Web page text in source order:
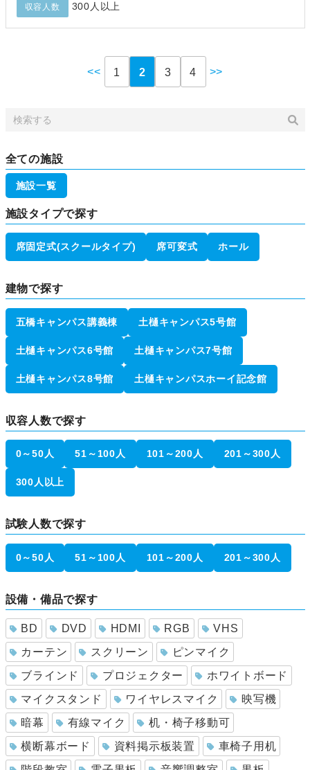
全ての施設
施設一覧
施設タイプで探す
席固定式(スクールタイプ) 席可変式 ホール
建物で探す
五橋キャンパス講義棟 土樋キャンパス5号館
土樋キャンパス6号館 土樋キャンパス7号館
土樋キャンパス8号館 土樋キャンパスホーイ記念館
収容人数で探す
0～50人 51～100人 101～200人 201～300人
300人以上
試験人数で探す
0～50人 51～100人 101～200人 201～300人
設備・備品で探す
BD DVD HDMI RGB
VHS
カーテン
スクリーン
ピンマイク
ブラインド
プロジェクター
ホワイトボード
マイクスタンド
ワイヤレスマイク
映写機
暗幕
有線マイク
机・椅子移動可
横断幕ボード
資料掲示板装置
車椅子用机
収容人数 300人以上
<< 1 2 3 4 >>